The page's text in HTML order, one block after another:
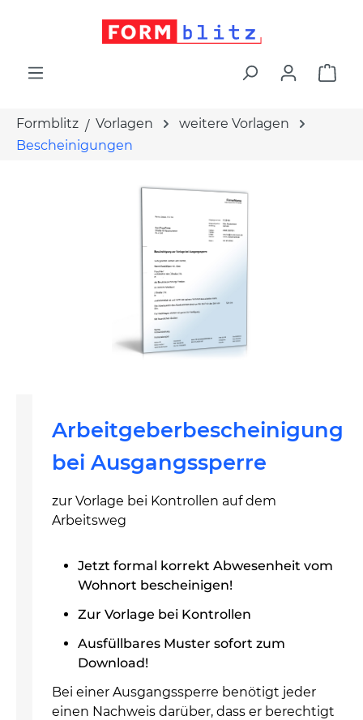
Formblitz Vorlagen
weitere Vorlagen
Bescheinigungen
Arbeitgeberbescheinigung
bei Ausgangssperre
zur Vorlage bei Kontrollen auf dem
Arbeitsweg
Jetzt formal korrekt Abwesenheit vom
Wohnort bescheinigen!
Zur Vorlage bei Kontrollen
Ausfüllbares Muster sofort zum
Download!
Bei einer Ausgangssperre benötigt jeder
einen Nachweis darüber, dass er berechtigt